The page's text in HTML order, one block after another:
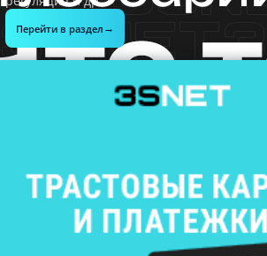
Перейти в раздел →